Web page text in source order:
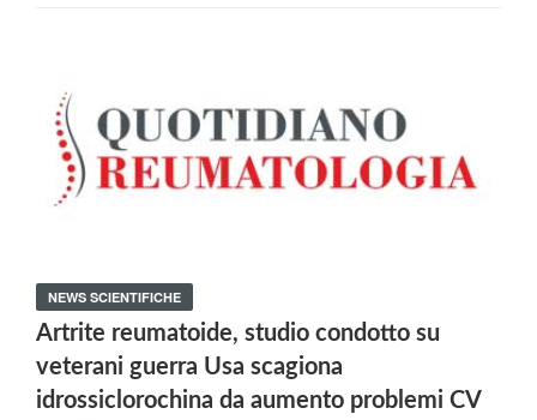
NEWS SCIENTIFICHE
Artrite reumatoide, studio condotto su
veterani guerra Usa scagiona
idrossiclorochina da aumento problemi CV